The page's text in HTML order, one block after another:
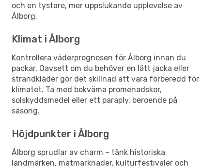
och en tystare, mer uppslukande upplevelse av
Ålborg.
Klimat i Ålborg
Kontrollera väderprognosen för Ålborg innan du
packar. Oavsett om du behöver en lätt jacka eller
strandkläder gör det skillnad att vara förberedd för
klimatet. Ta med bekväma promenadskor,
solskyddsmedel eller ett paraply, beroende på
säsong.
Höjdpunkter i Ålborg
Ålborg sprudlar av charm – tänk historiska
landmärken, matmarknader, kulturfestivaler och